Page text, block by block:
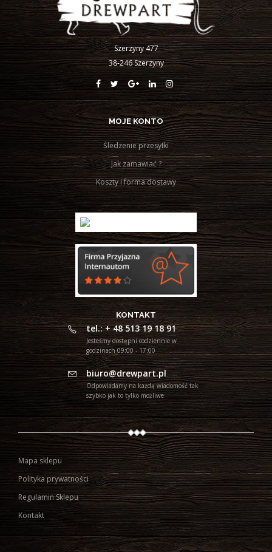
Szerzyny 477
38-246 Szerzyny
MOJE KONTO
Śledzenie przesyłki
Jak zamawiać ?
Koszty i forma dostawy
KONTAKT
tel.: + 48 513 19 18 91
Jesteśmy dostępni codziennie w
godzinach 09:00 - 17:00
biuro@drewpart.pl
Odpowiadamy na każdą wiadomość tak
szybko jak to tylko możliwe
Mapa sklepu
Polityka prywatności
Regulamin Sklepu
Kontakt